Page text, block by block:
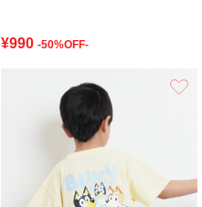
¥990 -50%OFF-